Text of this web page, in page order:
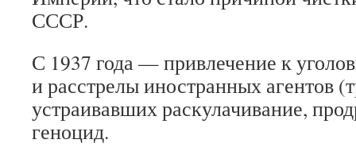
СССР.
С 1937 года — привлечение к
и расстрелы иностранных агентов
устраивавших раскулачивание,
геноцид.